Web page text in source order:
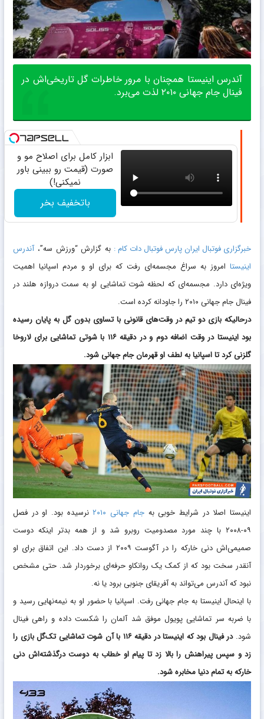
آندرس اینیستا همچنان با مرور خاطرات گل تاریخی‌اش در
فینال جام ‏جهانی ۲۰۱۰ لذت می‌برد. ‏
ابزار کامل برای اصلاح مو و
صورت (قیمت رو ببینی باور
نمیکنی!)
باتخفیف بخر
خبرگزاری فوتبال ایران پارس فوتبال دات کام : به گزارش “ورزش سه”،آندرس
اینیستا امروز به سراغ مجسمه‌ای ‏رفت که برای او و مردم اسپانیا اهمیت
ویژه‌ای دارد. مجسمه‌ای که ‏لحظه شوت تماشایی او به سمت دروازه هلند در
فینال جام جهانی ‌‏۲۰۱۰ را جاودانه کرده است. ‏
درحالیکه بازی دو تیم در وقت‌های قانونی با تساوی بدون گل به پایان ‏رسیده
بود اینیستا در وقت اضافه دوم و در دقیقه ۱۱۶ با شوتی ‏تماشایی برای لاروخا
گلزنی کرد تا اسپانیا به لطف او قهرمان جام ‏جهانی شود. ‏
اینیستا اصلا در شرایط خوبی بهجام جهانی ۲۰۱۰
نرسیده بود. او در ‏فصل
۰۹-۲۰۰۸ با چند مورد مصدومیت روبرو شد و از همه بدتر اینکه ‏دوست
صمیمی‌اش دنی خارکه را در آگوست ۲۰۰۹ از دست داد. این ‏اتفاق برای او
آنقدر سخت بود که از کمک یک روانکاو حرفه‌ای ‏برخوردار شد. حتی مشخص
نبود که آندرس می‌تواند به آفریقای ‏جنوبی برود یا نه.‏
با اینحال اینیستا به جام جهانی رفت. اسپانیا با حضور او به ‏نیمه‌نهایی رسید و
با ضربه سر تماشایی پویول موفق شد آلمان را ‏شکست داده و راهی فینال
شود.
در فینال بود که اینیستا در دقیقه ‌‏۱۱۶ با آن شوت تماشایی تک‌گل بازی را
زد و سپس پیراهنش را بالا زد ‏تا پیام او خطاب به دوست درگذشته‌اش دنی
خارکه به تمام دنیا ‏مخابره شود. ‏